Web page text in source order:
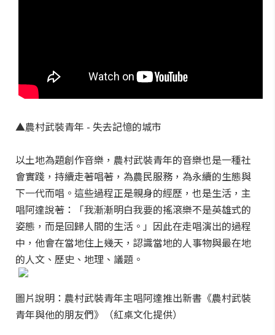
▲農村武裝青年 - 失去記憶的城市
以土地為題創作音樂，農村武裝青年的音樂也是一種社
會實踐，持續走著唱著，為農民服務，為永續的生態與
下一代而唱。這些過程正是親身的經歷，也是生活，主
唱阿達說著：「我漸漸明白我要的搖滾樂不是英雄式的
姿態，而是回歸人間的生活。」因此在走唱演出的過程
中，他會在當地住上幾天，認識當地的人事物與最在地
的人文、歷史、地理、議題。
圖片說明：農村武裝青年主唱阿達推出新書《農村武裝
青年與他的朋友們》（紅桌文化提供）